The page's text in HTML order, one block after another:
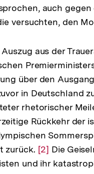
auch
versuchten, den
Auszug aus der
über den
in Deutschland
rhetorischer
Rückkehr der
zurück. Zur
Auflösung
[2] Die
und ihr